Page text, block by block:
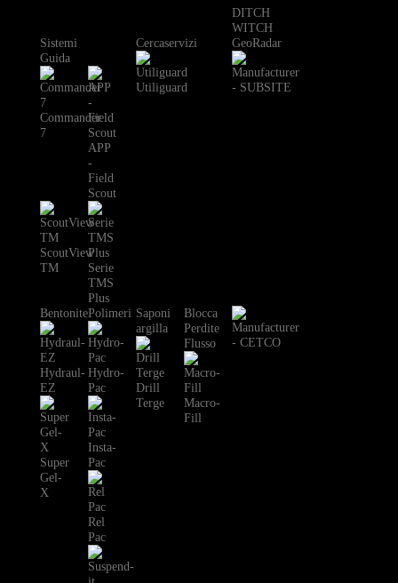
Sistemi
Guida
Commander
7
APP
-
Field
Scout
ScoutView
TM
Serie
TMS
Plus
Cercaservizi
Utiliguard
GeoRadar
Bentonite
Hydraul-
EZ
Super
Gel-
X
Polimeri
Hydro-
Pac
Insta-
Pac
Rel
Pac
Saponi
argilla
Drill
Terge
Blocca
Perdite
Flusso
Macro-
Fill